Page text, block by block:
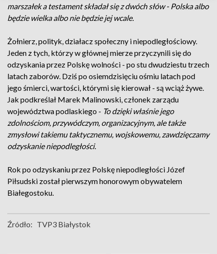
marszałek a testament składał się z dwóch słów - Polska albo
będzie wielka albo nie będzie jej wcale.
Żołnierz, polityk, działacz społeczny i niepodległościowy.
Jeden z tych, którzy w głównej mierze przyczynili się do
odzyskania przez Polskę wolności - po stu dwudziestu trzech
latach zaborów. Dziś po osiemdzisięciu ośmiu latach pod
jego śmierci, wartości, którymi się kierował - są wciąż żywe.
Jak podkreślał Marek Malinowski, członek zarządu
województwa podlaskiego - To dzięki właśnie jego
zdolnościom, przywódczym, organizacyjnym, ale także
zmysłowi takiemu taktycznemu, wojskowemu, zawdzięczamy
odzyskanie niepodległości.
Rok po odzyskaniu przez Polskę niepodległości Józef
Piłsudski został pierwszym honorowym obywatelem
Białegostoku.
Źródło: TVP3 Białystok